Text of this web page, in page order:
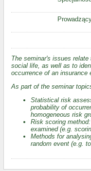
The seminar's issues
social life, as well as to
occurrence of an insurance
As part of the seminar
Statistical risk
probability of
homogeneous risk
Risk scoring
examined (e.g.
Methods for
random event (e.g.